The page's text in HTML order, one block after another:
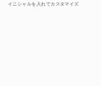
イニシャルを入れてカスタマイズ